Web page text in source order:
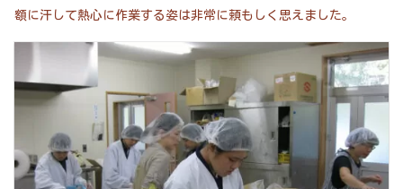
額に汗して熱心に作業する姿は非常に頼もしく思えました。